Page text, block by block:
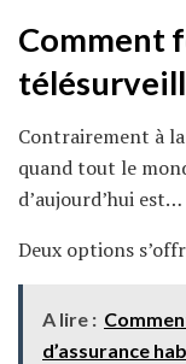
Comment
Contrairement à
quand tout le
d’aujourd’hui
Deux options
A lire :
d’assurance